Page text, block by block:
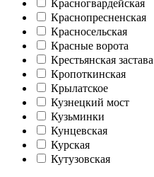
Красногвардейская
Краснопресненская
Красносельская
Красные ворота
Крестьянская застава
Кропоткинская
Крылатское
Кузнецкий мост
Кузьминки
Кунцевская
Курская
Кутузовская